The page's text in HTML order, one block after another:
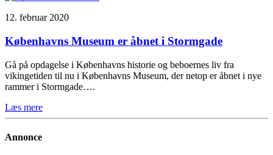
12. februar 2020
Københavns Museum er åbnet i Stormgade
Gå på opdagelse i Københavns historie og beboernes liv fra
vikingetiden til nu i Københavns Museum, der netop er åbnet i nye
rammer i Stormgade….
Læs mere
Annonce